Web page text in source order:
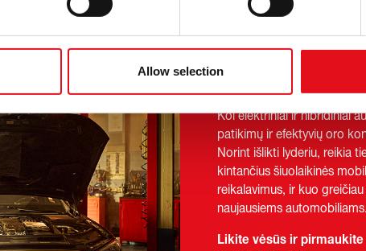
Allow selection
Kol elektriniai ir hibridiniai
patikimų ir efektyvių oro
Norint išlikti lyderiu, reikia
kintančius šiuolaikinės
reikalavimus, ir kuo
naujausiems automobiliams.
Likite vėsūs ir